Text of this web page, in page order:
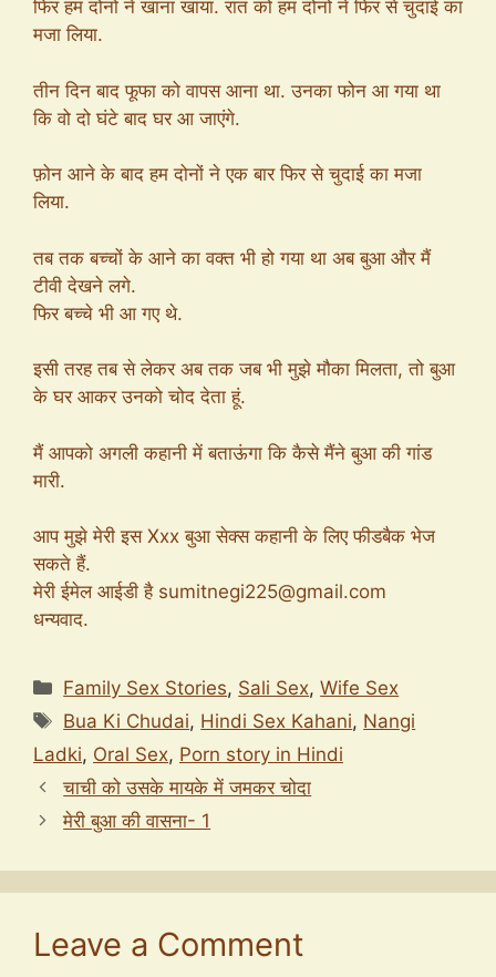
फिर हम दोनों ने खाना खाया. रात को हम दोनों ने फिर से चुदाई का
मजा लिया.
तीन दिन बाद फूफा को वापस आना था. उनका फोन आ गया था
कि वो दो घंटे बाद घर आ जाएंगे.
फ़ोन आने के बाद हम दोनों ने एक बार फिर से चुदाई का मजा
लिया.
तब तक बच्चों के आने का वक्त भी हो गया था अब बुआ और मैं
टीवी देखने लगे.
फिर बच्चे भी आ गए थे.
इसी तरह तब से लेकर अब तक जब भी मुझे मौका मिलता, तो बुआ
के घर आकर उनको चोद देता हूं.
मैं आपको अगली कहानी में बताऊंगा कि कैसे मैंने बुआ की गांड
मारी.
आप मुझे मेरी इस Xxx बुआ सेक्स कहानी के लिए फीडबैक भेज
सकते हैं.
मेरी ईमेल आईडी है sumitnegi225@gmail.com
धन्यवाद.
Categories
Family Sex Stories, Sali Sex,Wife Sex
Tags
Bua Ki Chudai, Hindi Sex Kahani, Nangi
Ladki, Oral Sex, Porn story in Hindi
चाची को उसके मायके में जमकर चोदा
मेरी बुआ की वासना- 1
Leave a Comment